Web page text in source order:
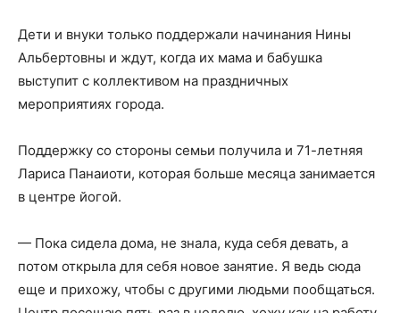
Дети и внуки только поддержали начинания Нины
Альбертовны и ждут, когда их мама и бабушка
выступит с коллективом на праздничных
мероприятиях города.
Поддержку со стороны семьи получила и 71-летняя
Лариса Панаиоти, которая больше месяца занимается
в центре йогой.
— Пока сидела дома, не знала, куда себя девать, а
потом открыла для себя новое занятие. Я ведь сюда
еще и прихожу, чтобы с другими людьми пообщаться.